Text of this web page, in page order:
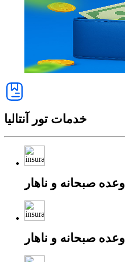
خدمات تور آنتالیا
وعده صبحانه و ناهار
وعده صبحانه و ناهار